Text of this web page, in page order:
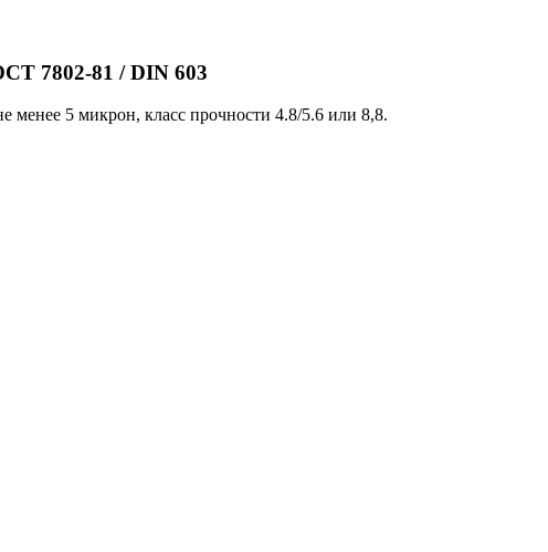
7802-81 / DIN 603
менее 5 микрон, класс прочности 4.8/5.6 или 8,8.